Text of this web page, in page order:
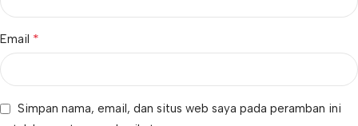
Email *
Simpan nama, email, dan situs web saya pada peramban ini